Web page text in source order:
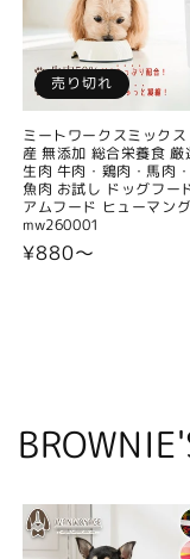
売り切れ
ミートワークスミック
産 無添加 総合栄養食 厳
生肉 牛肉・鶏肉・馬肉・
魚肉 お試し ドッグフー
アムフード ヒューマン
mw260001
通
¥880〜